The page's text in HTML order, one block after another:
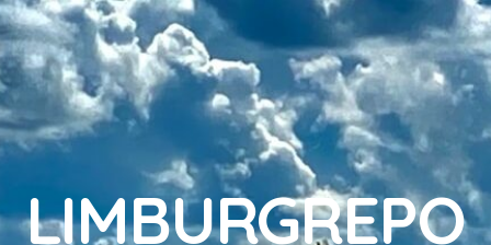
LIMBURGREPO